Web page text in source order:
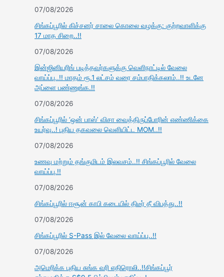
07/08/2026
சிங்கப்பூரில் கிச்சனர் சாலை கொலை வழக்கு: குற்றவாளிக்கு
17 மாத சிறை..!!
07/08/2026
இன்ஜினியரிங் படித்தவர்களுக்கு வெளிநாட்டில் வேலை
வாய்ப்பு..!! மாதம் ரூ.1 லட்சம் வரை சம்பாதிக்கலாம்..!! உடனே
அப்ளை பண்ணுங்க.!!
07/08/2026
சிங்கப்பூரில் ‘ஒன் பாஸ்’ விசா வைத்திருப்போரின் எண்ணிக்கை
உயர்வு..! புதிய தகவலை வெளியிட்ட MOM..!!
07/08/2026
உணவு மற்றும் தங்குமிடம் இலவசம்..!! சிங்கப்பூரில் வேலை
வாய்ப்பு.!!
07/08/2026
சிங்கப்பூரில் ஈசூன் காபி கடையில் திடீர் தீ விபத்து..!!
07/08/2026
சிங்கப்பூரில் S-Pass இல் வேலை வாய்ப்பு..!!
07/08/2026
அமெரிக்க புதிய சுங்க வரி எதிரொலி..!!சிங்கப்பூர்